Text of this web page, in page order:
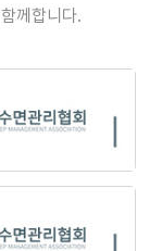
께합니다.